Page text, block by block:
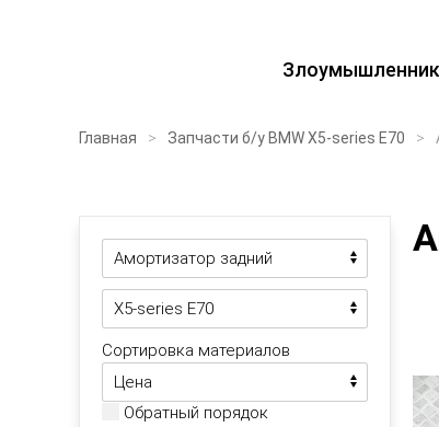
Главная Запчасти б/у BMW X5-series E70
Сортировка материалов
Обратный порядок